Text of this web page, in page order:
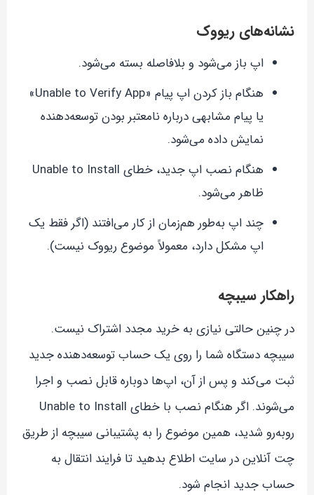
نشانه‌های ریووک
اپ باز می‌شود و بلافاصله بسته می‌شود.
هنگام باز کردن اپ پیام «Unable to Verify App»
یا پیام مشابهی درباره نامعتبر بودن توسعه‌دهنده
نمایش داده می‌شود.
هنگام نصب اپ جدید، خطای Unable to Install
ظاهر می‌شود.
چند اپ به‌طور هم‌زمان از کار می‌افتند (اگر فقط یک
اپ مشکل دارد، معمولاً موضوع ریووک نیست).
راهکار سیبچه
در چنین حالتی نیازی به خرید مجدد اشتراک نیست.
سیبچه دستگاه شما را روی یک حساب توسعه‌دهنده جدید
ثبت می‌کند و پس از آن، اپ‌ها دوباره قابل نصب و اجرا
می‌شوند. اگر هنگام نصب با خطای Unable to Install
روبه‌رو شدید، همین موضوع را به پشتیبانی سیبچه از طریق
چت آنلاین در سایت اطلاع بدهید تا فرایند انتقال به
حساب جدید انجام شود.